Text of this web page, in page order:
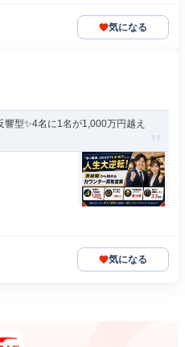
気になる
響型✨4名に1名が1,000万円越え
気になる